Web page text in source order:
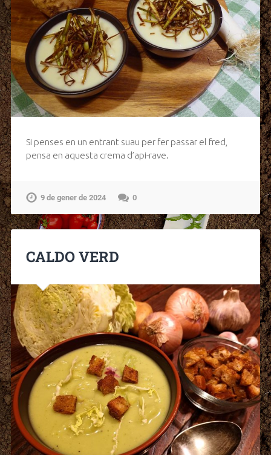
Si penses en un entrant suau per fer passar el fred,
pensa en aquesta crema d’api-rave.
9 de gener de 2024 0
CALDO VERD